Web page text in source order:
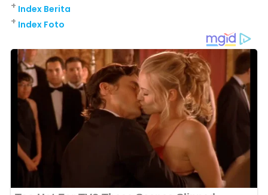
Index Berita
+
Index Foto
+